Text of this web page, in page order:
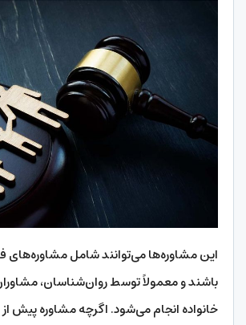
این مشاوره‌ها می‌توانند شامل مشاوره‌های
باشند و معمولاً توسط روان‌شناسان،
خانواده انجام می‌شود. اگرچه مشاوره پیش از